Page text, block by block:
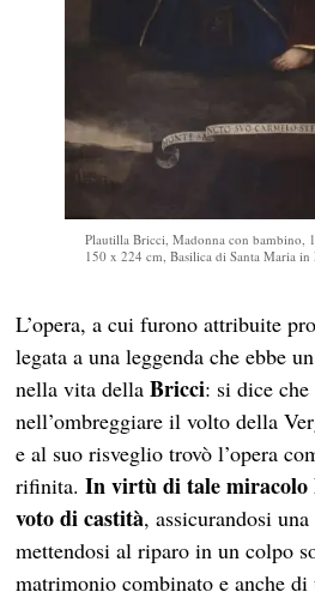
Plautilla Bricci, Madonna con bambino,
150 x 224 cm, Basilica di Santa Maria in
L’opera, a cui furono attribuite
legata a una leggenda che ebbe
nella vita dellaBricci: si dice
nell’ombreggiare il volto della
e al suo risveglio trovò l’opera
rifinita.In virtù di tale miracolo
voto di castità, assicurandosi
mettendosi al riparo in un colpo
matrimonio combinato e anche